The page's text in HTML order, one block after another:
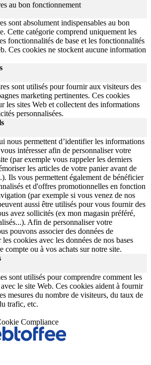
au bon fonctionnement
sont absolument indispensables au bon
Cette catégorie comprend uniquement les
fonctionnalités de base et les fonctionnalités
Ces cookies ne stockent aucune information
sont utilisés pour fournir aux visiteurs des
marketing pertinentes. Ces cookies
les sites Web et collectent des informations
personnalisées.
nous permettent d’identifier les informations
intéresser afin de personnaliser votre
(par exemple vous rappeler les derniers
les articles de votre panier avant de
Ils vous permettent également de bénéficier
et d'offres promotionnelles en fonction
(par exemple si vous venez de nos
aussi être utilisés pour vous fournir des
avez sollicités (ex mon magasin préféré,
Afin de personnaliser votre
pouvons associer des données de
cookies avec les données de nos bases
compte ou à vos achats sur notre site.
sont utilisés pour comprendre comment les
le site Web. Ces cookies aident à fournir
mesures du nombre de visiteurs, du taux de
trafic, etc.
Compliance